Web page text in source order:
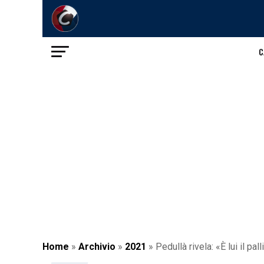
Home » Archivio » 2021 » Pedullà rivela: «È lui il